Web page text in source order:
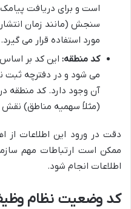
است و برای دریافت
سنجش (مانند زمان
مورد استفاده قرار می گیرد.
کد منطقه: این کد بر
می شود و در دفترچه ثبت
آن وجود دارد. کد منطقه
(مثلاً سهمیه مناطق) نقش
دقت در ورود این اطلاعات از
ممکن است ارتباطات مهم
اطلاعات انجام شود.
کد وضعیت نظام